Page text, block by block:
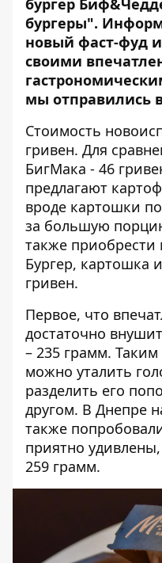
бургеры".
новый фаст-фуд
своими
мы отправились
Стоимость
гривен. Для
БигМака - 46
предлагают
вроде картошки
за большую
также приобрести
Бургер, картошка
гривен.
Первое, что
достаточно
– 235 грамм.
можно уталить
разделить его
другом. В Днепре
также
приятно
259 грамм.